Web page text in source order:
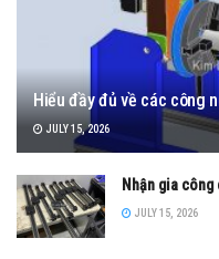
Hiểu đầy đủ về các công
JULY 15, 2026
Nhận gia
JULY 15, 2026